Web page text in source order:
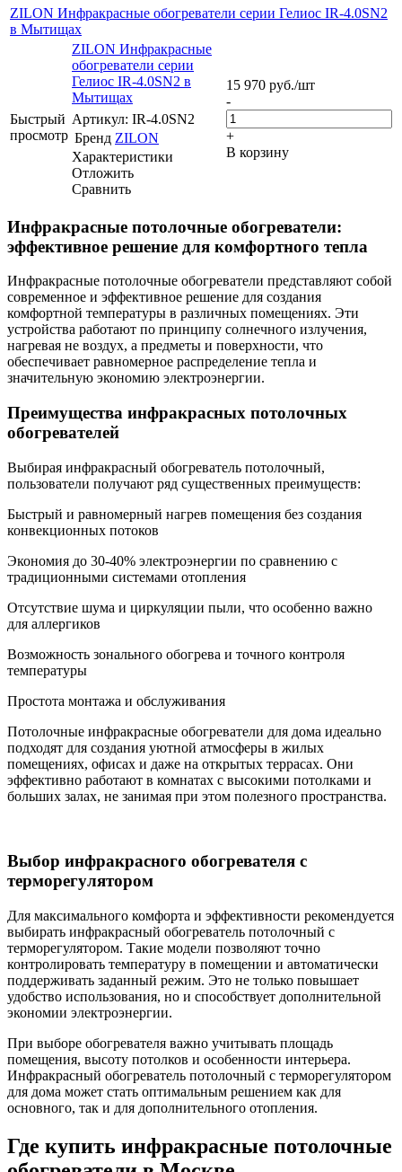
ZILON Инфракрасные обогреватели серии Гелиос IR-4.0SN2
в Мытищах
Быстрый
просмотр
ZILON Инфракрасные
обогреватели серии
Гелиос IR-4.0SN2 в
Мытищах
Артикул: IR-4.0SN2
Бренд ZILON
Характеристики
Отложить
Сравнить
15 970 руб./шт
-
+
В корзину
Инфракрасные потолочные обогреватели:
эффективное решение для комфортного тепла
Инфракрасные потолочные обогреватели представляют собой
современное и эффективное решение для создания
комфортной температуры в различных помещениях. Эти
устройства работают по принципу солнечного излучения,
нагревая не воздух, а предметы и поверхности, что
обеспечивает равномерное распределение тепла и
значительную экономию электроэнергии.
Преимущества инфракрасных потолочных
обогревателей
Выбирая инфракрасный обогреватель потолочный,
пользователи получают ряд существенных преимуществ:
Быстрый и равномерный нагрев помещения без создания
конвекционных потоков
Экономия до 30-40% электроэнергии по сравнению с
традиционными системами отопления
Отсутствие шума и циркуляции пыли, что особенно важно
для аллергиков
Возможность зонального обогрева и точного контроля
температуры
Простота монтажа и обслуживания
Потолочные инфракрасные обогреватели для дома идеально
подходят для создания уютной атмосферы в жилых
помещениях, офисах и даже на открытых террасах. Они
эффективно работают в комнатах с высокими потолками и
больших залах, не занимая при этом полезного пространства.
Выбор инфракрасного обогревателя с
терморегулятором
Для максимального комфорта и эффективности рекомендуется
выбирать инфракрасный обогреватель потолочный с
терморегулятором. Такие модели позволяют точно
контролировать температуру в помещении и автоматически
поддерживать заданный режим. Это не только повышает
удобство использования, но и способствует дополнительной
экономии электроэнергии.
При выборе обогревателя важно учитывать площадь
помещения, высоту потолков и особенности интерьера.
Инфракрасный обогреватель потолочный с терморегулятором
для дома может стать оптимальным решением как для
основного, так и для дополнительного отопления.
Где купить инфракрасные потолочные